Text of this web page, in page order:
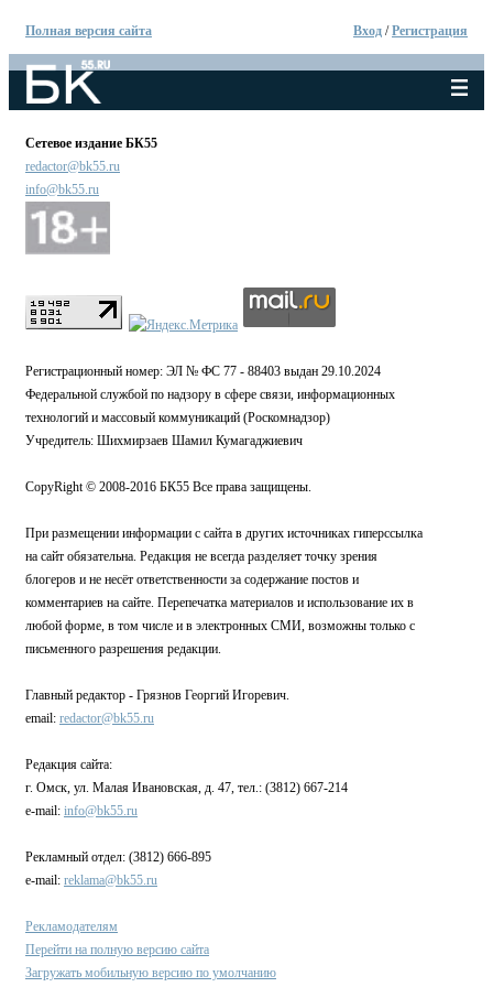
Полная версия сайта Вход /Регистрация
Сетевое издание БК55
redactor@bk55.ru
info@bk55.ru
Регистрационный номер: ЭЛ № ФС 77 - 88403 выдан 29.10.2024
Федеральной службой по надзору в сфере связи, информационных
технологий и массовый коммуникаций (Роскомнадзор)
Учредитель: Шихмирзаев Шамил Кумагаджиевич
CopyRight © 2008-2016 БК55 Все права защищены.
При размещении информации с сайта в других источниках гиперссылка
на сайт обязательна. Редакция не всегда разделяет точку зрения
блогеров и не несёт ответственности за содержание постов и
комментариев на сайте. Перепечатка материалов и использование их в
любой форме, в том числе и в электронных СМИ, возможны только с
письменного разрешения редакции.
Главный редактор - Грязнов Георгий Игоревич.
email: redactor@bk55.ru
Редакция сайта:
г. Омск, ул. Малая Ивановская, д. 47, тел.: (3812) 667-214
e-mail: info@bk55.ru
Рекламный отдел: (3812) 666-895
e-mail: reklama@bk55.ru
Рекламодателям
Перейти на полную версию сайта
Загружать мобильную версию по умолчанию